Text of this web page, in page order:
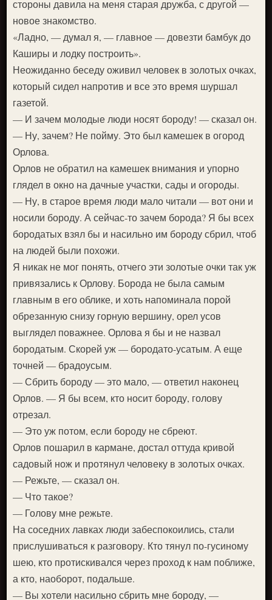
стороны давила на меня старая дружба, с другой —
новое знакомство.
«Ладно, — думал я, — главное — довезти бамбук до
Каширы и лодку построить».
Неожиданно беседу оживил человек в золотых очках,
который сидел напротив и все это время шуршал
газетой.
— И зачем молодые люди носят бороду! — сказал он.
— Ну, зачем? Не пойму. Это был камешек в огород
Орлова.
Орлов не обратил на камешек внимания и упорно
глядел в окно на дачные участки, сады и огороды.
— Ну, в старое время люди мало читали — вот они и
носили бороду. А сейчас-то зачем борода? Я бы всех
бородатых взял бы и насильно им бороду сбрил, чтоб
на людей были похожи.
Я никак не мог понять, отчего эти золотые очки так уж
привязались к Орлову. Борода не была самым
главным в его облике, и хоть напоминала порой
обрезанную снизу горную вершину, орел усов
выглядел поважнее. Орлова я бы и не назвал
бородатым. Скорей уж — бородато-усатым. А еще
точней — брадоусым.
— Сбрить бороду — это мало, — ответил наконец
Орлов. — Я бы всем, кто носит бороду, голову
отрезал.
— Это уж потом, если бороду не сбреют.
Орлов пошарил в кармане, достал оттуда кривой
садовый нож и протянул человеку в золотых очках.
— Режьте, — сказал он.
— Что такое?
— Голову мне режьте.
На соседних лавках люди забеспокоились, стали
прислушиваться к разговору. Кто тянул по-гусиному
шею, кто протискивался через проход к нам поближе,
а кто, наоборот, подальше.
— Вы хотели насильно сбрить мне бороду, —